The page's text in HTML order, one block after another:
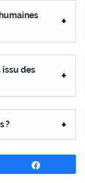
issu des
?